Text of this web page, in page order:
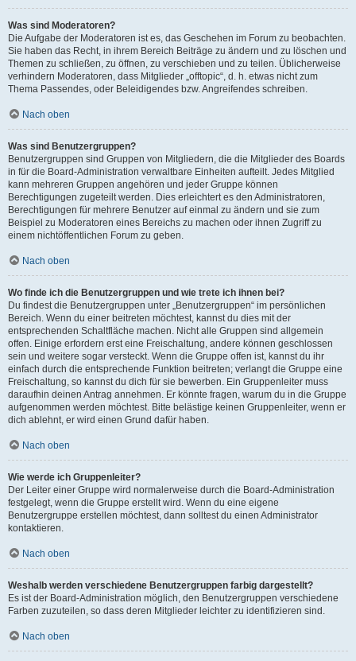
Was sind Moderatoren?
Die Aufgabe der Moderatoren ist es, das Geschehen im Forum zu beobachten.
Sie haben das Recht, in ihrem Bereich Beiträge zu ändern und zu löschen und
Themen zu schließen, zu öffnen, zu verschieben und zu teilen. Üblicherweise
verhindern Moderatoren, dass Mitglieder „offtopic“, d. h. etwas nicht zum
Thema Passendes, oder Beleidigendes bzw. Angreifendes schreiben.
Nach oben
Was sind Benutzergruppen?
Benutzergruppen sind Gruppen von Mitgliedern, die die Mitglieder des Boards
in für die Board-Administration verwaltbare Einheiten aufteilt. Jedes Mitglied
kann mehreren Gruppen angehören und jeder Gruppe können
Berechtigungen zugeteilt werden. Dies erleichtert es den Administratoren,
Berechtigungen für mehrere Benutzer auf einmal zu ändern und sie zum
Beispiel zu Moderatoren eines Bereichs zu machen oder ihnen Zugriff zu
einem nichtöffentlichen Forum zu geben.
Nach oben
Wo finde ich die Benutzergruppen und wie trete ich ihnen bei?
Du findest die Benutzergruppen unter „Benutzergruppen“ im persönlichen
Bereich. Wenn du einer beitreten möchtest, kannst du dies mit der
entsprechenden Schaltfläche machen. Nicht alle Gruppen sind allgemein
offen. Einige erfordern erst eine Freischaltung, andere können geschlossen
sein und weitere sogar versteckt. Wenn die Gruppe offen ist, kannst du ihr
einfach durch die entsprechende Funktion beitreten; verlangt die Gruppe eine
Freischaltung, so kannst du dich für sie bewerben. Ein Gruppenleiter muss
daraufhin deinen Antrag annehmen. Er könnte fragen, warum du in die Gruppe
aufgenommen werden möchtest. Bitte belästige keinen Gruppenleiter, wenn er
dich ablehnt, er wird einen Grund dafür haben.
Nach oben
Wie werde ich Gruppenleiter?
Der Leiter einer Gruppe wird normalerweise durch die Board-Administration
festgelegt, wenn die Gruppe erstellt wird. Wenn du eine eigene
Benutzergruppe erstellen möchtest, dann solltest du einen Administrator
kontaktieren.
Nach oben
Weshalb werden verschiedene Benutzergruppen farbig dargestellt?
Es ist der Board-Administration möglich, den Benutzergruppen verschiedene
Farben zuzuteilen, so dass deren Mitglieder leichter zu identifizieren sind.
Nach oben